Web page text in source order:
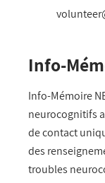
Info-
Info-Mémoire
neurocognitifs
de contact
des
troubles